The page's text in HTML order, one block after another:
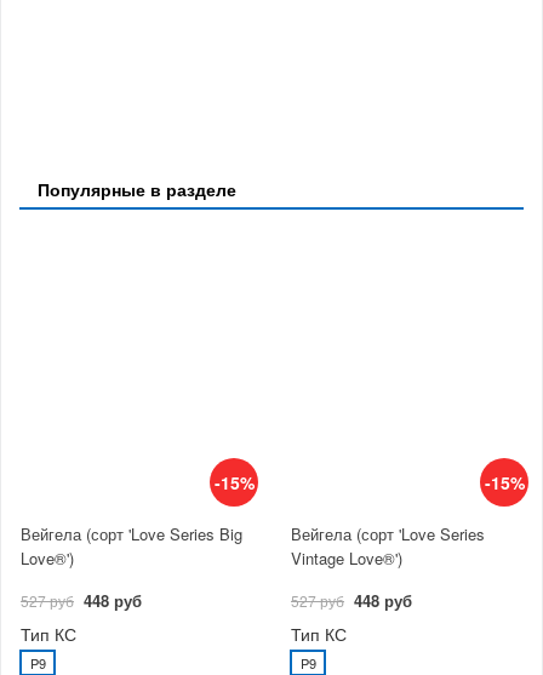
Популярные в разделе
-15%
Вейгела (сорт 'Love Series Big
Love®')
527 руб 448 руб
Тип КС
P9
-15%
Вейгела (сорт 'Love Series
Vintage Love®')
527 руб 448 руб
Тип КС
P9